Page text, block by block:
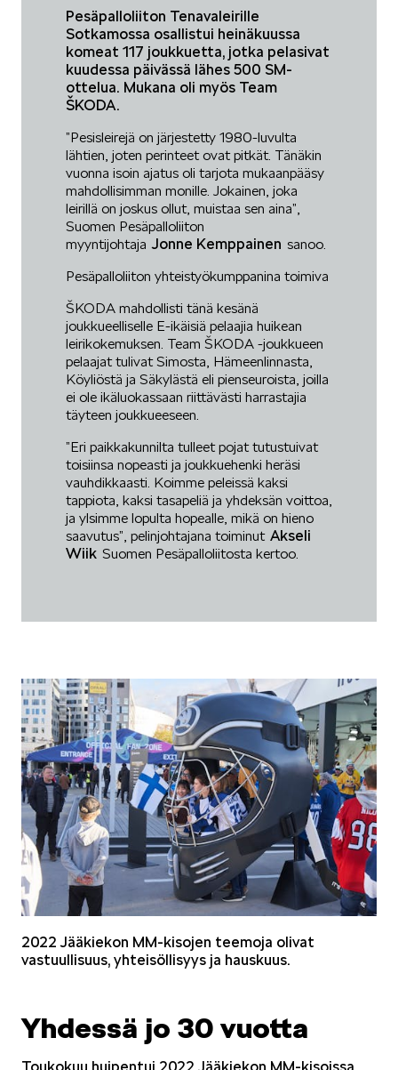
Pesäpalloliiton Tenavaleirille
Sotkamossa osallistui heinäkuussa
komeat 117 joukkuetta, jotka pelasivat
kuudessa päivässä lähes 500 SM-
ottelua. Mukana oli myös Team
ŠKODA.
”Pesisleirejä on järjestetty 1980-luvulta
lähtien, joten perinteet ovat pitkät. Tänäkin
vuonna isoin ajatus oli tarjota mukaanpääsy
mahdollisimman monille. Jokainen, joka
leirillä on joskus ollut, muistaa sen aina”,
Suomen Pesäpalloliiton
myyntijohtajaJonne Kemppainen sanoo.
Pesäpalloliiton yhteistyökumppanina toimiva
ŠKODA mahdollisti tänä kesänä
joukkueelliselle E-ikäisiä pelaajia huikean
leirikokemuksen. Team ŠKODA -joukkueen
pelaajat tulivat Simosta, Hämeenlinnasta,
Köyliöstä ja Säkylästä eli pienseuroista, joilla
ei ole ikäluokassaan riittävästi harrastajia
täyteen joukkueeseen.
”Eri paikkakunnilta tulleet pojat tutustuivat
toisiinsa nopeasti ja joukkuehenki heräsi
vauhdikkaasti. Koimme peleissä kaksi
tappiota, kaksi tasapeliä ja yhdeksän voittoa,
ja ylsimme lopulta hopealle, mikä on hieno
saavutus”, pelinjohtajana toiminut Akseli
Wiik Suomen Pesäpalloliitosta kertoo.
2022 Jääkiekon MM-kisojen teemoja olivat
vastuullisuus, yhteisöllisyys ja hauskuus.
Yhdessä jo 30 vuotta
Toukokuu huipentui 2022 Jääkiekon MM-kisoissa